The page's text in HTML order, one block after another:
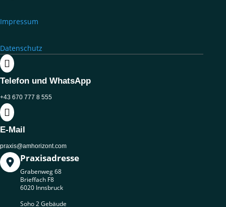
Impressum
Datenschutz

Telefon und WhatsApp
+43 670 777 8 555

E-Mail
praxis@amhorizont.com
Praxisadresse
Grabenweg 68
Brieffach F8
6020 Innsbruck
Soho 2 Gebäude